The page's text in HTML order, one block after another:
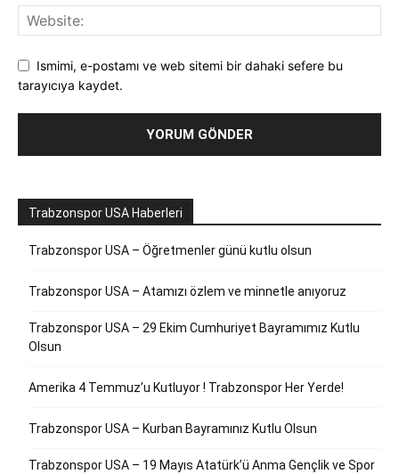
Ismimi, e-postamı ve web sitemi bir dahaki sefere bu
tarayıcıya kaydet.
Trabzonspor USA Haberleri
Trabzonspor USA – Öğretmenler günü kutlu olsun
Trabzonspor USA – Atamızı özlem ve minnetle anıyoruz
Trabzonspor USA – 29 Ekim Cumhuriyet Bayramımız Kutlu
Olsun
Amerika 4 Temmuz’u Kutluyor ! Trabzonspor Her Yerde!
Trabzonspor USA – Kurban Bayramınız Kutlu Olsun
Trabzonspor USA – 19 Mayıs Atatürk’ü Anma Gençlik ve Spor